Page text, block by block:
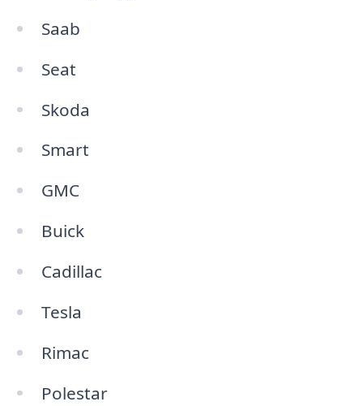
Saab
Seat
Skoda
Smart
GMC
Buick
Cadillac
Tesla
Rimac
Polestar